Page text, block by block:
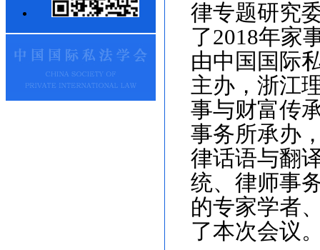
律专题研究
了2018年家
由中国国际
主办，浙江
事与财富传
事务所承办
律话语与翻
统、律师事
的专家学者
了本次会议